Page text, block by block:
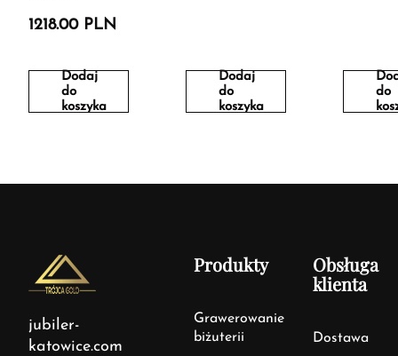
1218.00 PLN
Dodaj
do
koszyka
Dodaj
do
koszyka
do
jubiler-
katowice.com
Produkty
Grawerowanie
biżuterii
Obsługa
klienta
Dostawa